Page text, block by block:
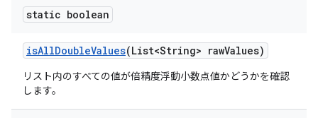
static boolean
isAllDoubleValues(List<String> rawValues)
リスト内のすべての値が倍精度浮動小数点値かどうかを確認
します。